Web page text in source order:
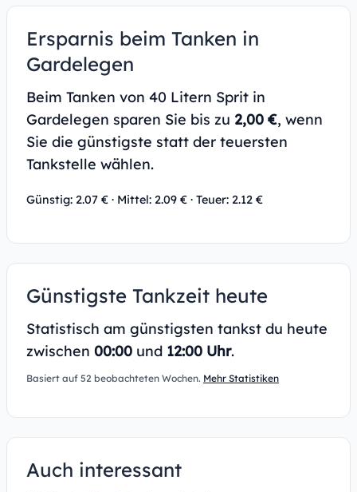
Ersparnis beim Tanken in
Gardelegen
Beim Tanken von 40 Litern Sprit in
Gardelegen sparen Sie bis zu 2,00 €, wenn
Sie die günstigste statt der teuersten
Tankstelle wählen.
Günstig: 2.07 € · Mittel: 2.09 € · Teuer: 2.12 €
Günstigste Tankzeit heute
Statistisch am günstigsten tankst du heute
zwischen 00:00 und 12:00 Uhr.
Basiert auf 52 beobachteten Wochen. Mehr Statistiken
Auch interessant